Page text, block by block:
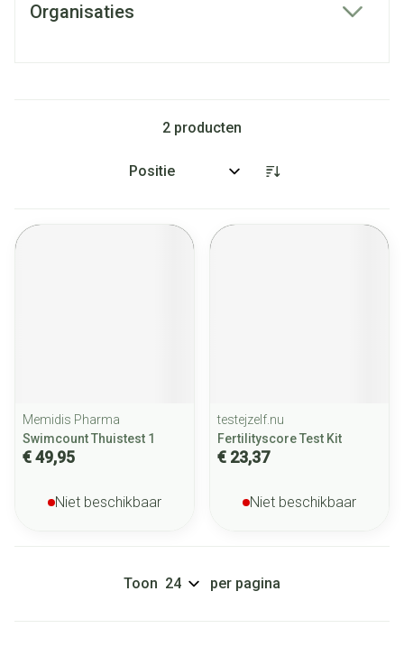
Organisaties
2 producten
Sorteer op:
Memidis Pharma
Swimcount Thuistest 1
€ 49,95
Niet beschikbaar
testejzelf.nu
Fertilityscore Test Kit
€ 23,37
Niet beschikbaar
Toon per pagina